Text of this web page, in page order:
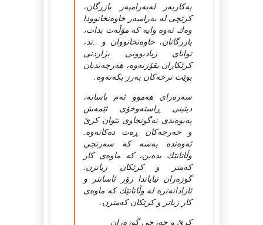
به‌کاربه‌ر له‌به‌رامبه‌ر بازرگان،
کرێچی له‌ به‌رامبه‌ر خاوه‌نخانوودا
وه‌ك ئه‌وه‌ وایه‌ که‌ مۆڵه‌ت بدات،
بازرگانان، خاوه‌نخانووان و ..تد،
توانای زیادبوونی بژاردنی
کرێکاران بقۆزنه‌وه‌، هه‌رچه‌ندیان
بوێت نرخه‌کان به‌رز بکه‌نه‌وه‌.
سه‌ره‌رای هه‌موو ئه‌م باسانه‌،
دیتینی ڕاسته‌وخۆی ئێمه‌ش
په‌یوه‌ندی نه‌گونجاوی نێوان کرێ
و خه‌رجه‌کان ڕه‌ت ده‌کاته‌وه‌.
ئه‌وه‌نده‌ به‌سه‌ که‌ سه‌رنجی
وڵاتانێك بده‌ین، که‌ ماوه‌ی کار
که‌متر و کرێکان زیاترن:
گوزه‌ران تیایاندا زۆر ئاسانتر و
ئازادانه‌تره‌ له‌ وڵاتانێك که‌ ماوه‌ی
کار زیاتر و کرێکان که‌مترن.
کرێ و خه‌رجی گوزه‌ران